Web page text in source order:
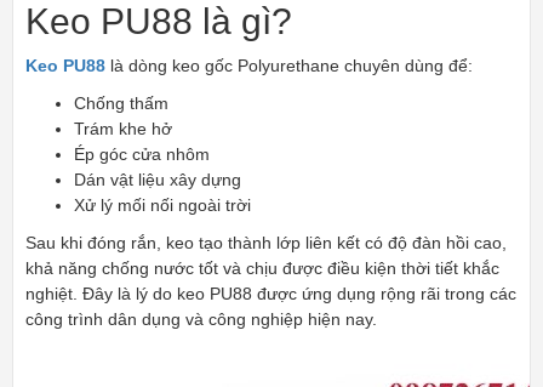
Keo PU88 là gì?
Keo PU88 là dòng keo gốc Polyurethane chuyên dùng để:
Chống thấm
Trám khe hở
Ép góc cửa nhôm
Dán vật liệu xây dựng
Xử lý mối nối ngoài trời
Sau khi đóng rắn, keo tạo thành lớp liên kết có độ đàn hồi cao,
khả năng chống nước tốt và chịu được điều kiện thời tiết khắc
nghiệt. Đây là lý do keo PU88 được ứng dụng rộng rãi trong các
công trình dân dụng và công nghiệp hiện nay.